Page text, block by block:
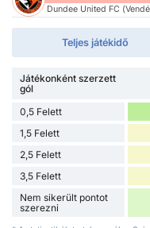
Dundee United FC
Teljes játékidő
Játékonként szerzett
gól
0,5 Felett
1,5 Felett
2,5 Felett
3,5 Felett
Nem sikerült pontot
szerezni